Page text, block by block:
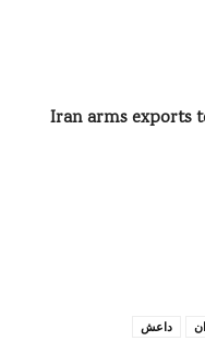
Iran arms exports
داعش